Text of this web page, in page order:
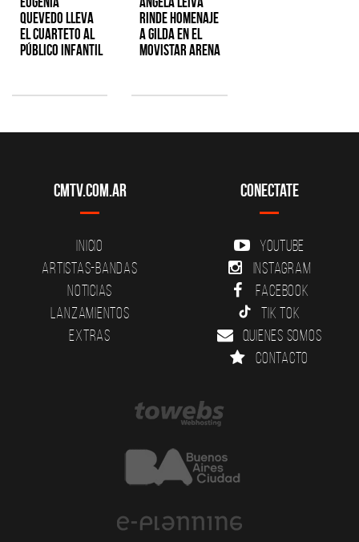
Quevedo lleva
el cuarteto al
público infantil
rinde homenaje
a Gilda en el
Movistar Arena
CMTV.com.ar
Inicio
Artistas-Bandas
Noticias
Lanzamientos
Extras
Conectate
YouTube
Instagram
Facebook
Tik Tok
Quienes somos
Contacto